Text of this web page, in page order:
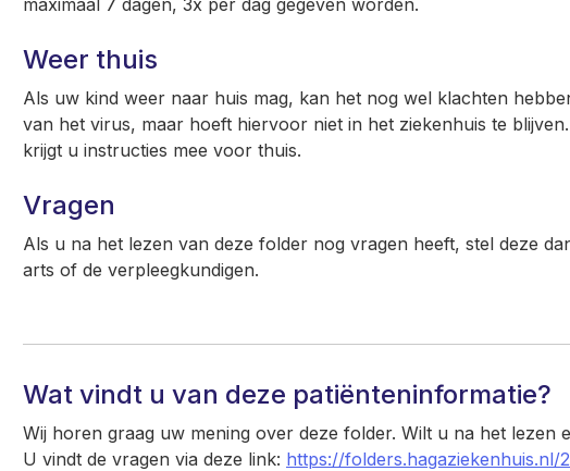
maximaal 7 dagen, 3x per dag gegeven worden.
Weer thuis
Als uw kind weer naar huis mag, kan het nog wel klachten
van het virus, maar hoeft hiervoor niet in het ziekenhuis te
krijgt u instructies mee voor thuis.
Vragen
Als u na het lezen van deze folder nog vragen heeft, stel deze
arts of de verpleegkundigen.
Wat vindt u van deze patiënteninformatie?
Wij horen graag uw mening over deze folder. Wilt u na het lezen
U vindt de vragen via deze link: https://folders.hagaziekenhuis.nl/